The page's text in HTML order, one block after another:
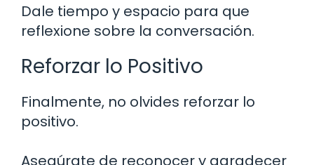
Dale tiempo y espacio para que
reflexione sobre la conversación.
Reforzar lo Positivo
Finalmente, no olvides reforzar lo
positivo.
Asegúrate de reconocer y agradecer